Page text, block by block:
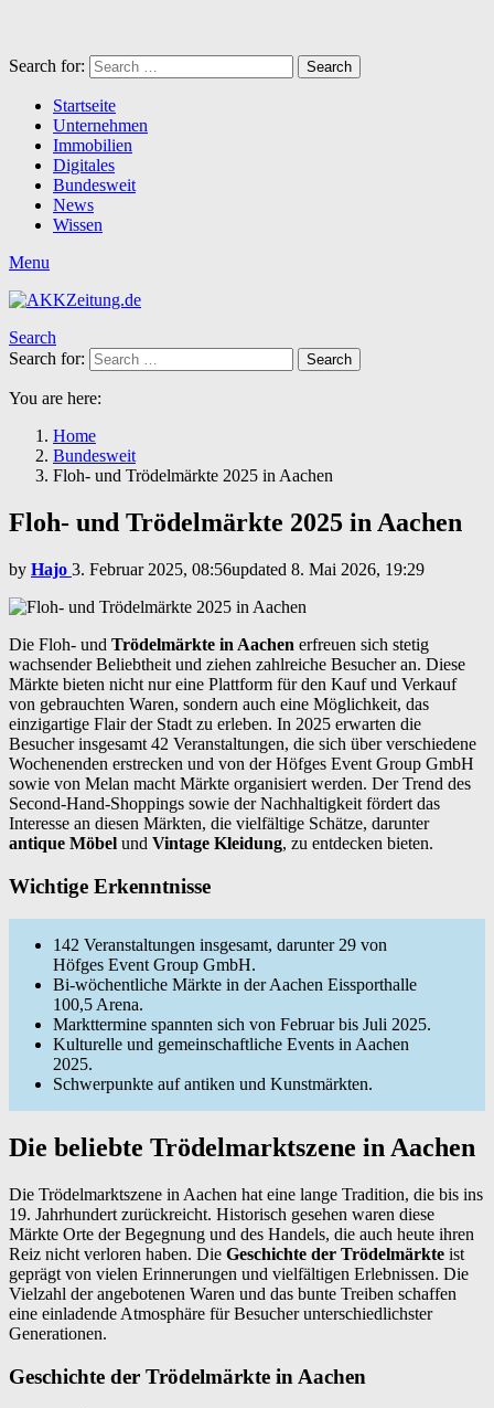
Search for: Search
Startseite
Unternehmen
Immobilien
Digitales
Bundesweit
News
Wissen
Menu
Search
Search for:
Search
You are here:
Home
Bundesweit
Floh- und Trödelmärkte 2025 in Aachen
Floh- und Trödelmärkte 2025 in Aachen
by Hajo 3. Februar 2025, 08:56updated 8. Mai 2026, 19:29
Die Floh- und Trödelmärkte in Aachen erfreuen sich stetig
wachsender Beliebtheit und ziehen zahlreiche Besucher an. Diese
Märkte bieten nicht nur eine Plattform für den Kauf und Verkauf
von gebrauchten Waren, sondern auch eine Möglichkeit, das
einzigartige Flair der Stadt zu erleben. In 2025 erwarten die
Besucher insgesamt 42 Veranstaltungen, die sich über verschiedene
Wochenenden erstrecken und von der Höfges Event Group GmbH
sowie von Melan macht Märkte organisiert werden. Der Trend des
Second-Hand-Shoppings sowie der Nachhaltigkeit fördert das
Interesse an diesen Märkten, die vielfältige Schätze, darunter
antique Möbel und Vintage Kleidung, zu entdecken bieten.
Wichtige Erkenntnisse
142 Veranstaltungen insgesamt, darunter 29 von
Höfges Event Group GmbH.
Bi-wöchentliche Märkte in der Aachen Eissporthalle
100,5 Arena.
Markttermine spannten sich von Februar bis Juli 2025.
Kulturelle und gemeinschaftliche Events in Aachen
2025.
Schwerpunkte auf antiken und Kunstmärkten.
Die beliebte Trödelmarktszene in Aachen
Die Trödelmarktszene in Aachen hat eine lange Tradition, die bis ins
19. Jahrhundert zurückreicht. Historisch gesehen waren diese
Märkte Orte der Begegnung und des Handels, die auch heute ihren
Reiz nicht verloren haben. Die Geschichte der Trödelmärkte ist
geprägt von vielen Erinnerungen und vielfältigen Erlebnissen. Die
Vielzahl der angebotenen Waren und das bunte Treiben schaffen
eine einladende Atmosphäre für Besucher unterschiedlichster
Generationen.
Geschichte der Trödelmärkte in Aachen